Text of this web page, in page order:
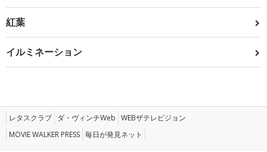
紅葉
イルミネーション
レタスクラブ ダ・ヴィンチWeb WEBザテレビジョン
MOVIE WALKER PRESS 毎日が発見ネット